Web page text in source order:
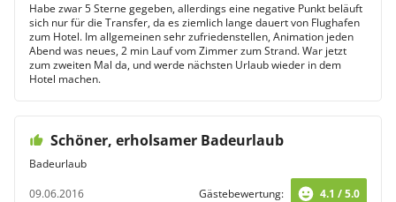
Habe zwar 5 Sterne gegeben, allerdings eine negative Punkt beläuft
sich nur für die Transfer, da es ziemlich lange dauert von Flughafen
zum Hotel. Im allgemeinen sehr zufriedenstellen, Animation jeden
Abend was neues, 2 min Lauf vom Zimmer zum Strand. War jetzt
zum zweiten Mal da, und werde nächsten Urlaub wieder in dem
Hotel machen.
Schöner, erholsamer Badeurlaub
Badeurlaub
09.06.2016
Gästebewertung: 4.1 / 5.0